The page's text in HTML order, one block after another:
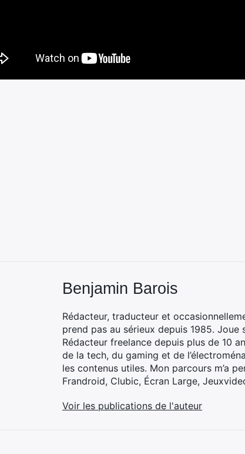
Benjamin Barois
Rédacteur, traducteur et
prend pas au sérieux depuis 1985.
Rédacteur freelance depuis plus de 10
de la tech, du gaming et de
les contenus utiles. Mon parcours m’a
Frandroid, Clubic, Écran Large,
Voir les publications de l'auteur